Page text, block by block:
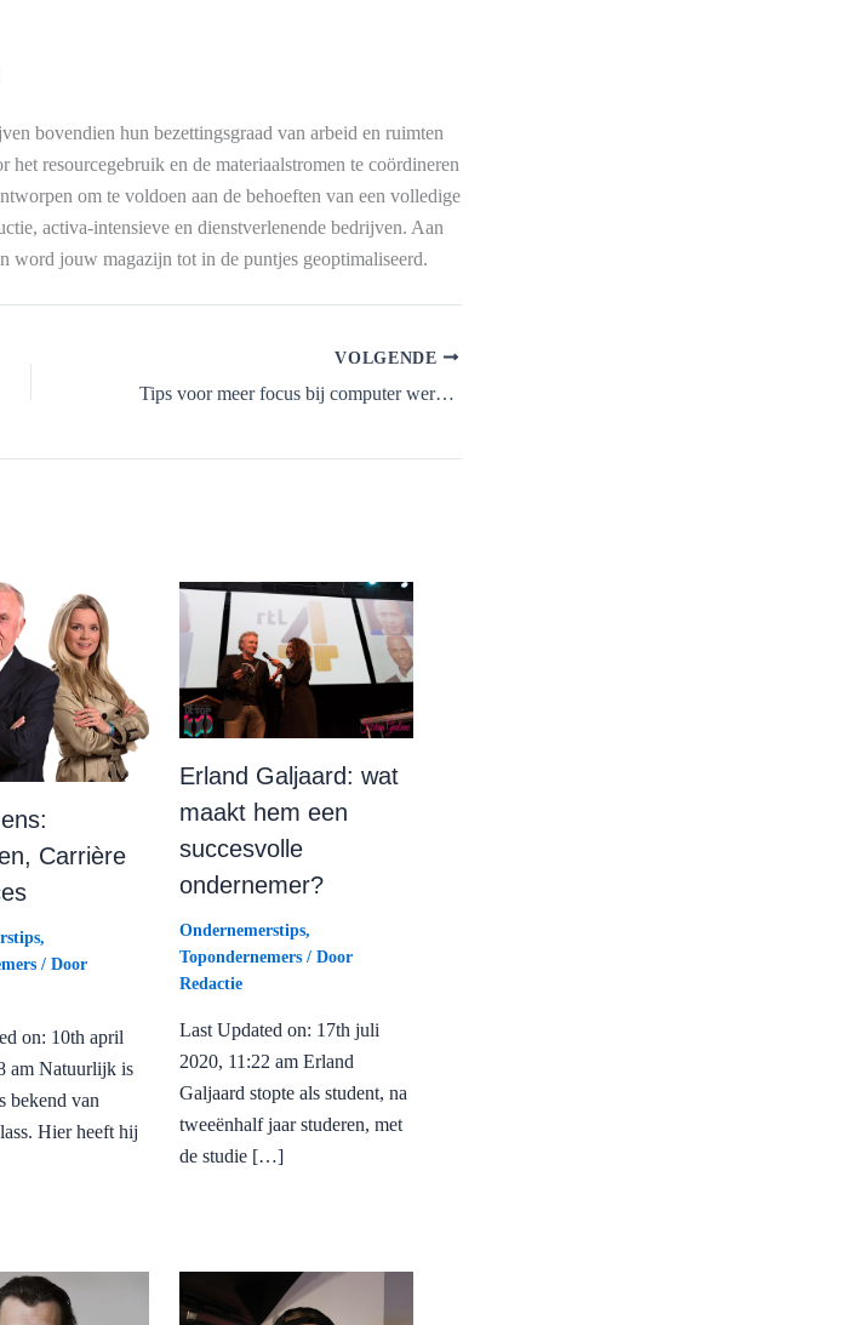
bovendien hun bezettingsgraad van arbeid en ruimten
resourcegebruik en de materiaalstromen te coördineren
om te voldoen aan de behoeften van een volledige
activa-intensieve en dienstverlenende bedrijven. Aan
word jouw magazijn tot in de puntjes geoptimaliseerd.
VOLGENDE
Tips voor meer focus bij computer werkzaamheden
Carrière
,
/ Door
on: 10th april
am Natuurlijk is
bekend van
Hier heeft hij
Erland Galjaard: wat
maakt hem een
succesvolle
ondernemer?
Ondernemerstips,
Topondernemers/ Door
Redactie
Last Updated on: 17th juli
2020, 11:22 am Erland
Galjaard stopte als student, na
tweeënhalf jaar studeren, met
de studie […]